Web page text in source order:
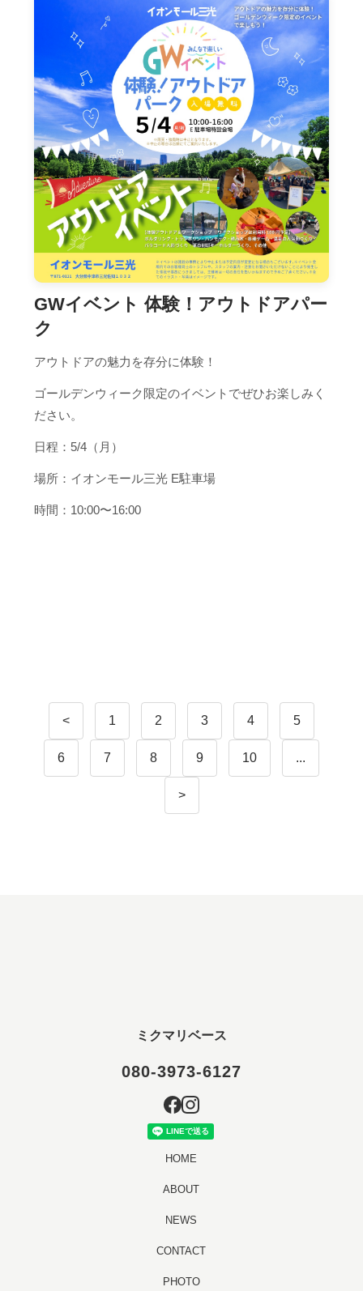
GWイベント 体験！アウトドアパー
ク
アウトドアの魅力を存分に体験！
ゴールデンウィーク限定のイベントでぜひお楽しみく
ださい。
日程：5/4（月）
場所：イオンモール三光 E駐車場
時間：10:00〜16:00
< 1 2 3 4 5
6 7 8 9 10 ...
>
ミクマリベース
080-3973-6127
HOME
ABOUT
NEWS
CONTACT
PHOTO